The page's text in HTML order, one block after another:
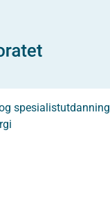
spesialistutdanning